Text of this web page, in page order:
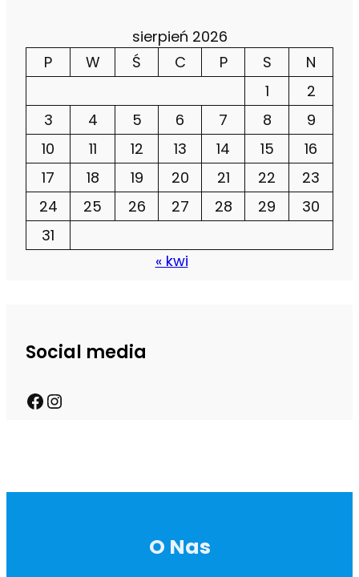
sierpień 2026
P
W Ś C P S
N
1
2
3
4 5 6 7 8
9
10
11 12 13 14 15
16
17
18 19 20 21 22
23
24
25 26 27 28 29
30
31
« kwi
Social media
O Nas